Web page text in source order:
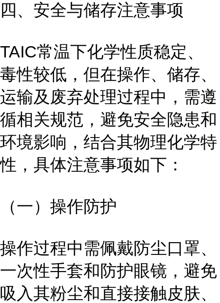
四、安全与储存注意事项
TAIC常温下化学性质稳定、
毒性较低，但在操作、储存、
运输及废弃处理过程中，需遵
循相关规范，避免安全隐患和
环境影响，结合其物理化学特
性，具体注意事项如下：
（一）操作防护
操作过程中需佩戴防尘口罩、
一次性手套和防护眼镜，避免
吸入其粉尘和直接接触皮肤、